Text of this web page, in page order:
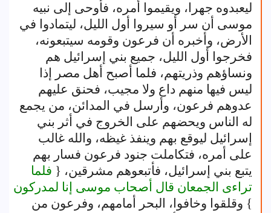
ليعبدوه جهرا، ويقيموا أمره، فأوحى إلى نبيه
موسى أن سر أو سيروا أول الليل، ليتمادوا في
الأرض، وأخبره أن فرعون وقومه سيتبعونه،
فخرجوا أول الليل، جميع بني إسرائيل هم
ونساؤهم وذريتهم، فلما أصبح أهل مصر إذا
ليس فيها منهم داع ولا مجيب، فحنق عليهم
عدوهم فرعون، وأرسل في المدائن، من يجمع
له الناس ويحضهم على الخروج في أثر بني
إسرائيل ليوقع بهم وينفذ غيظه، والله غالب
على أمره، فتكاملت جنود فرعون فسار بهم
يتبع بني إسرائيل، فأتبعوهم مشرقين، { فلما
تراءى الجمعان قال أصحاب موسى إنا لمدركون
} وقلقوا وخافوا، البحر أمامهم، وفرعون من